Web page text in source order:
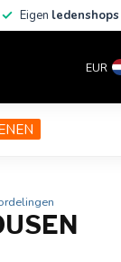
Eigen ledenshops
EUR